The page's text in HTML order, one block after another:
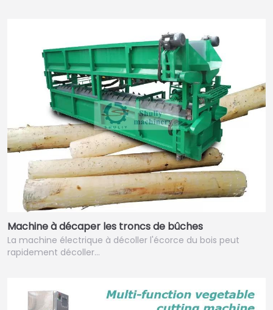
Machine à décaper les troncs de bûches
La machine électrique à décoller l'écorce du bois peut
rapidement décoller…